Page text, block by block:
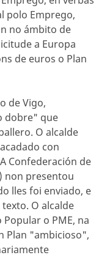
polo Emprego,
no ámbito de
a Europa
de euros o Plan
de Vigo,
dobre" que
O alcalde
con
Confederación de
non presentou
lles foi enviado, e
O alcalde
o PME, na
Plan "ambicioso",